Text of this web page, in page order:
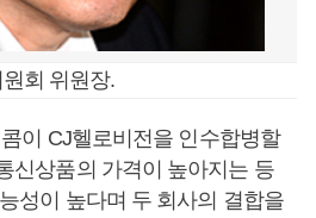
회 위원장.
이 CJ헬로비전을 인수합병할
신상품의 가격이 높아지는 등
성이 높다며 두 회사의 결합을